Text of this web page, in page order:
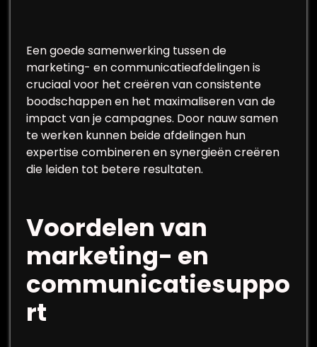
Een goede samenwerking tussen de
marketing- en communicatieafdelingen is
cruciaal voor het creëren van consistente
boodschappen en het maximaliseren van de
impact van je campagnes. Door nauw samen
te werken kunnen beide afdelingen hun
expertise combineren en synergieën creëren
die leiden tot betere resultaten.
Voordelen van
marketing- en
communicatiesuppo
rt